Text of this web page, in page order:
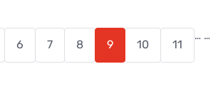
… …
6 7 8 9 10 11